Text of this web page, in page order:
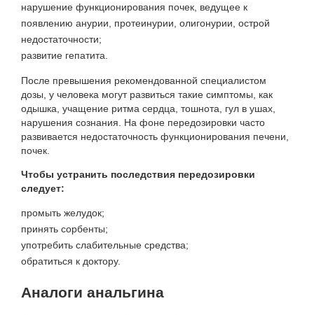
нарушение функционирования почек, ведущее к
появлению анурии, протеинурии, олигонурии, острой
недостаточности;
развитие гепатита.
После превышения рекомендованной специалистом
дозы, у человека могут развиться такие симптомы, как
одышка, учащение ритма сердца, тошнота, гул в ушах,
нарушения сознания. На фоне передозировки часто
развивается недостаточность функционирования печени,
почек.
Чтобы устранить последствия передозировки
следует:
промыть желудок;
принять сорбенты;
употребить слабительные средства;
обратиться к доктору.
Аналоги анальгина